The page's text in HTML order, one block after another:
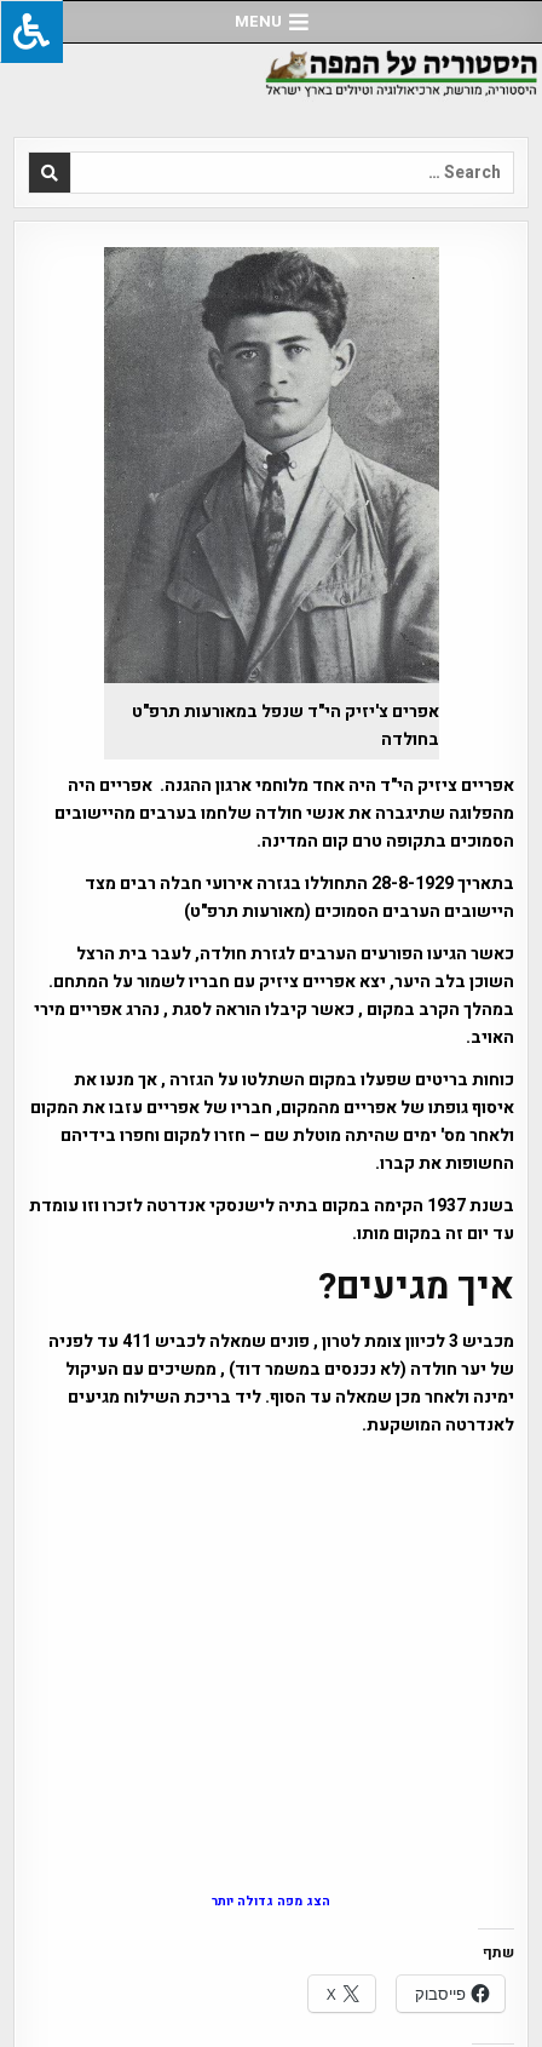
to
content
MENU
Search
for:
אפרים צ'יזיק הי"ד שנפל במאורעות תרפ"ט
בחולדה
אפריים ציזיק הי"ד היה אחד מלוחמי ארגון ההגנה. אפריים היה
מהפלוגה שתיגברה את אנשי חולדה שלחמו בערבים מהיישובים
הסמוכים בתקופה טרם קום המדינה.
בתאריך 28-8-1929 התחוללו בגזרה אירועי חבלה רבים מצד
היישובים הערבים הסמוכים (מאורעות תרפ"ט)
כאשר הגיעו הפורעים הערבים לגזרת חולדה, לעבר בית הרצל
השוכן בלב היער, יצא אפריים ציזיק עם חבריו לשמור על המתחם.
במהלך הקרב במקום , כאשר קיבלו הוראה לסגת , נהרג אפריים מירי
האויב.
כוחות בריטים שפעלו במקום השתלטו על הגזרה , אך מנעו את
איסוף גופתו של אפריים מהמקום, חבריו של אפריים עזבו את המקום
ולאחר מס' ימים שהיתה מוטלת שם – חזרו למקום וחפרו בידיהם
החשופות את קברו.
בשנת 1937 הקימה במקום בתיה לישנסקי אנדרטה לזכרו וזו עומדת
עד יום זה במקום מותו.
איך מגיעים?
מכביש 3 לכיוון צומת לטרון , פונים שמאלה לכביש 411 עד לפניה
של יער חולדה (לא נכנסים במשמר דוד) , ממשיכים עם העיקול
ימינה ולאחר מכן שמאלה עד הסוף. ליד בריכת השילוח מגיעים
לאנדרטה המושקעת.
הצג מפה גדולה יותר
שתף
פייסבוק
X